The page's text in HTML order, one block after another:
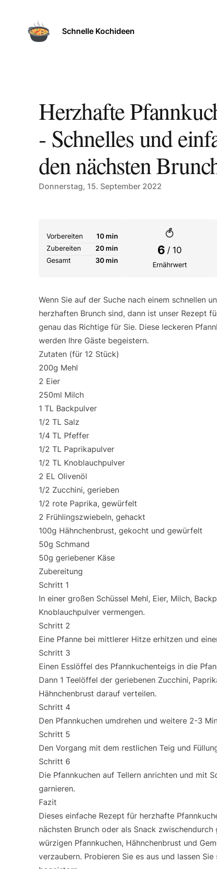
Schnelle Kochideen
Herzhafte
- Schnelles und
den nächsten
Published on
Donnerstag, 15. September 2022
Vorbereiten
10 min
Zubereiten
20 min
Gesamt
30 min
6 / 10
Ernährwert
Wenn Sie auf der Suche nach einem schnellen
herzhaften Brunch sind, dann ist unser Rezept
genau das Richtige für Sie. Diese leckeren
werden Ihre Gäste begeistern.
Zutaten (für 12 Stück)
200g Mehl
2 Eier
250ml Milch
1 TL Backpulver
1/2 TL Salz
1/4 TL Pfeffer
1/2 TL Paprikapulver
1/2 TL Knoblauchpulver
2 EL Olivenöl
1/2 Zucchini, gerieben
1/2 rote Paprika, gewürfelt
2 Frühlingszwiebeln, gehackt
100g Hähnchenbrust, gekocht und gewürfelt
50g Schmand
50g geriebener Käse
Zubereitung
Schritt 1
In einer großen Schüssel Mehl, Eier, Milch,
Knoblauchpulver vermengen.
Schritt 2
Eine Pfanne bei mittlerer Hitze erhitzen und
Schritt 3
Einen Esslöffel des Pfannkuchenteigs in die
Dann 1 Teelöffel der geriebenen Zucchini,
Hähnchenbrust darauf verteilen.
Schritt 4
Den Pfannkuchen umdrehen und weitere 2-3
Schritt 5
Den Vorgang mit dem restlichen Teig und
Schritt 6
Die Pfannkuchen auf Tellern anrichten und mit
garnieren.
Fazit
Dieses einfache Rezept für herzhafte
nächsten Brunch oder als Snack
würzigen Pfannkuchen, Hähnchenbrust und
verzaubern. Probieren Sie es aus und lassen